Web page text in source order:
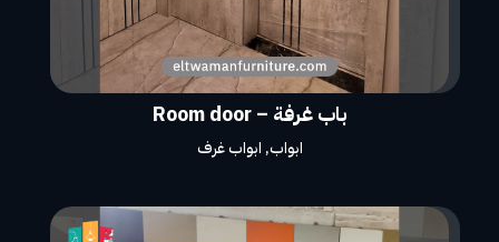
باب غرفة – Room door
ابواب, ابواب غرف